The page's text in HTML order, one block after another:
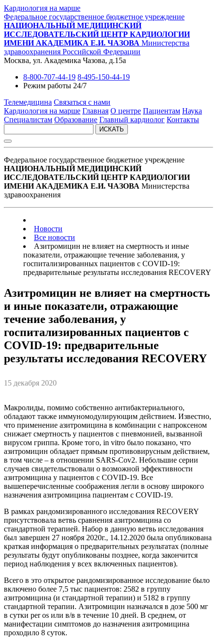
Кардиология на марше
Федеральное государственное бюджетное учреждение
НАЦИОНАЛЬНЫЙ МЕДИЦИНСКИЙ
ИССЛЕДОВАТЕЛЬСКИЙ ЦЕНТР КАРДИОЛОГИИ
ИМЕНИ АКАДЕМИКА Е.И. ЧАЗОВА Министерства
здравоохранения Российской Федерации
Москва, ул. Академика Чазова, д.15а
8-800-707-44-19 8-495-150-44-19
Режим работы 24/7
Телемедицина Связаться с нами
Кардиология на марше Главная О центре Пациентам Наука
Специалистам Образование Главный кардиолог Контакты
ИСКАТЬ
Федеральное государственное бюджетное учреждение
НАЦИОНАЛЬНЫЙ МЕДИЦИНСКИЙ
ИССЛЕДОВАТЕЛЬСКИЙ ЦЕНТР КАРДИОЛОГИИ
ИМЕНИ АКАДЕМИКА Е.И. ЧАЗОВА Министерства
здравоохранения
Новости
Все новости
Азитромицин не влияет на смертность и иные
показатели, отражающие течение заболевания, у
госпитализированных пациентов с COVID-19:
предварительные результаты исследования RECOVERY
Азитромицин не влияет на смертность
и иные показатели, отражающие
течение заболевания, у
госпитализированных пациентов с
COVID-19: предварительные
результаты исследования RECOVERY
15 декабря 2020
Макролиды, помимо собственно антибактериального,
обладают также иммуномодулирующим действием. Известно,
что применение азитромицина в комбинации с напроксеном
снижает смертность у пациентов с пневмонией, вызванной
вирусом гриппа. Кроме того, in vitro было показано, что
азитромицин обладает прямым противовирусным действием,
в том числе – в отношении SARS-Cov2. Небольшие серии
случаев свидетельствовали о возможной эффективности
азитромицина у пациентов с COVID-19. Все
вышеперечисленные соображения легли в основу широкого
назначения азитромицина пациентам с COVID-19.
В рамках рандомизированного исследования RECOVERY
присутствовала ветвь сравнения азитромицина со
стандартной терапией. Набор в данную ветвь исследования
был завершен 27 ноября 2020г., 14.12.2020 была опубликована
краткая информация о предварительных результатах (полные
результаты будут опубликованы позднее, когда закончится
период наблюдения у всех включенных пациентов).
Всего в это открытое рандомизированное исследование было
включено более 7,5 тыс пациентов: 2582 в группу
азитромицина (и стандартной терапии) и 5182 в группу
стандартной терапии. Азитромицин назначался в дозе 500 мг
в сутки per os или в/в в течение 10 дней. В среднем, от
манифестации симптомов до назначения азитромицина
проходило 8 суток.